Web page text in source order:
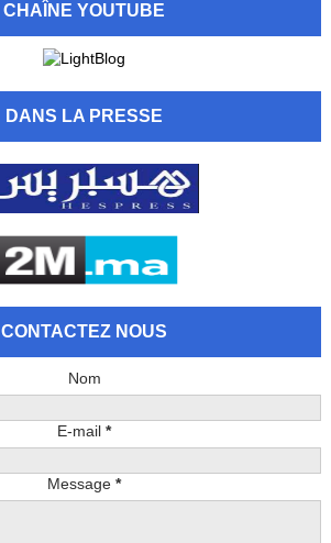
CHAÎNE YOUTUBE
DANS LA PRESSE
CONTACTEZ NOUS
Nom
E-mail*
Message*